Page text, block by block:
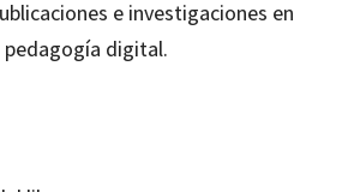
e investigaciones en
pedagogía digital.